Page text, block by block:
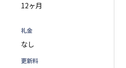
12ヶ月
礼金
なし
更新料